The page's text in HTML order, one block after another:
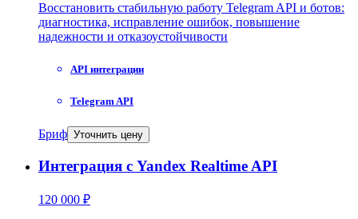
Восстановить стабильную работу Telegram API и ботов:
диагностика, исправление ошибок, повышение
надежности и отказоустойчивости
API интеграции
Telegram API
Бриф Уточнить цену
Интеграция с Yandex Realtime API
120 000 ₽